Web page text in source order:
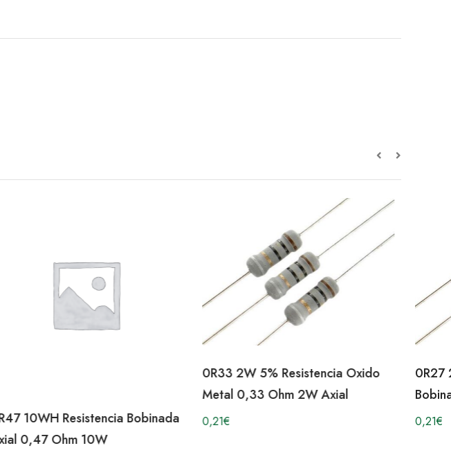
0,21 €
0R27 2W 5% Resistencia
Bobinada 0,27 Ohm 2W Axial
0,21